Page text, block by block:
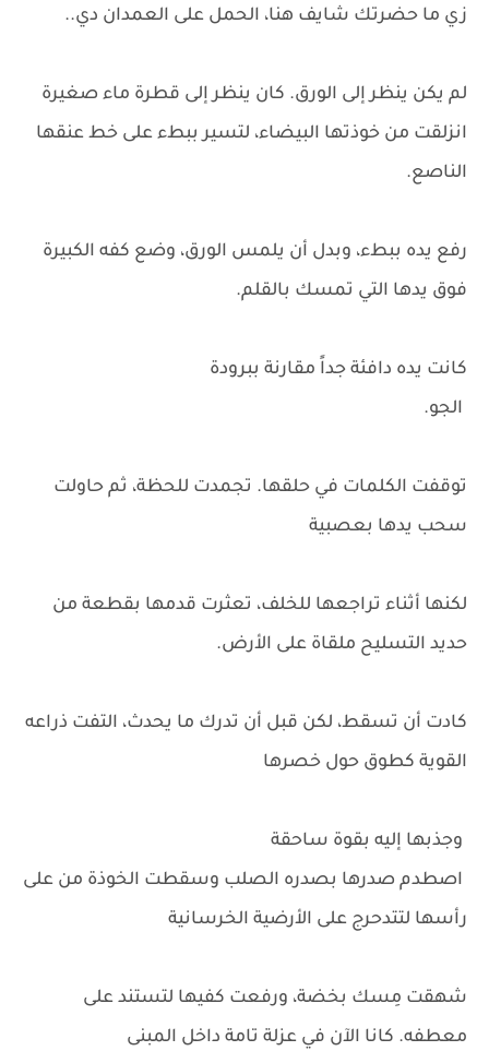
زي ما حضرتك شايف هنا، الحمل على العمدان دي..
لم يكن ينظر إلى الورق. كان ينظر إلى قطرة ماء صغيرة
انزلقت من خوذتها البيضاء، لتسير ببطء على خط عنقها
الناصع.
رفع يده ببطء، وبدل أن يلمس الورق، وضع كفه الكبيرة
فوق يدها التي تمسك بالقلم.
كانت يده دافئة جداً مقارنة ببرودة
الجو.
توقفت الكلمات في حلقها. تجمدت للحظة، ثم حاولت
سحب يدها بعصبية
لكنها أثناء تراجعها للخلف، تعثرت قدمها بقطعة من
حديد التسليح ملقاة على الأرض.
كادت أن تسقط، لكن قبل أن تدرك ما يحدث، التفت ذراعه
القوية كطوق حول خصرها
وجذبها إليه بقوة ساحقة
اصطدم صدرها بصدره الصلب وسقطت الخوذة من على
رأسها لتتدحرج على الأرضية الخرسانية
شهقت مِسك بخضة، ورفعت كفيها لتستند على
معطفه. كانا الآن في عزلة تامة داخل المبنى